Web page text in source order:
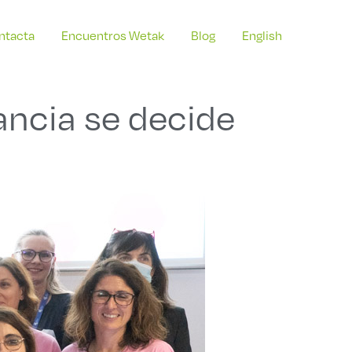
Encuentros Wetak Blog English
se decide